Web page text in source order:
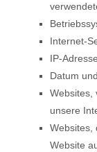
Internet-
IP-
Datum
Websites,
unsere
Websites,
Website